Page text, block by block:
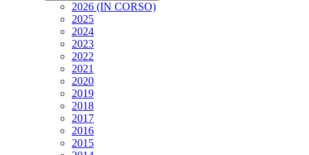
2026 (IN CORSO)
2025
2024
2023
2022
2021
2020
2019
2018
2017
2016
2015